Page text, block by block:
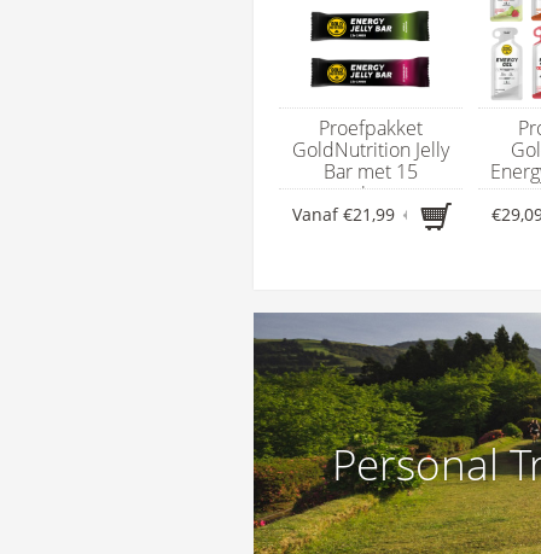
Proefpakket
GoldNutrition Jelly
Bar met 15
energierepen
Vanaf€21,99 €25,21
Personal